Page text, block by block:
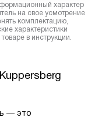
характер
на свое усмотрение
комплектацию,
характеристики
в инструкции.
— это